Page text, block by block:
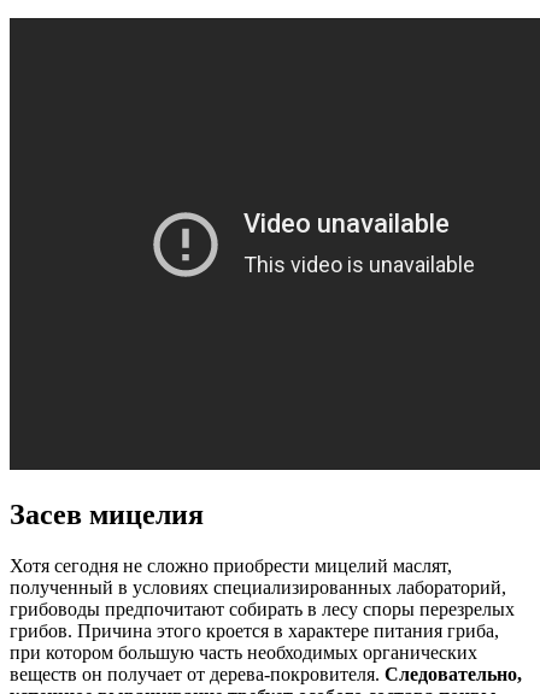
Засев мицелия
Хотя сегодня не сложно приобрести мицелий маслят,
полученный в условиях специализированных лабораторий,
грибоводы предпочитают собирать в лесу споры перезрелых
грибов. Причина этого кроется в характере питания гриба,
при котором большую часть необходимых органических
веществ он получает от дерева-покровителя. Следовательно,